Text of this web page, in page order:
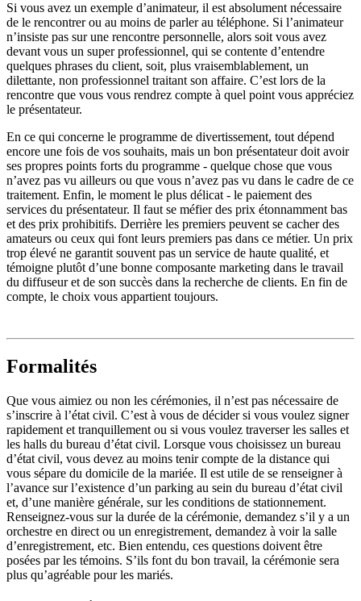
Si vous avez un exemple d’animateur, il est absolument nécessaire
de le rencontrer ou au moins de parler au téléphone. Si l’animateur
n’insiste pas sur une rencontre personnelle, alors soit vous avez
devant vous un super professionnel, qui se contente d’entendre
quelques phrases du client, soit, plus vraisemblablement, un
dilettante, non professionnel traitant son affaire. C’est lors de la
rencontre que vous vous rendrez compte à quel point vous appréciez
le présentateur.
En ce qui concerne le programme de divertissement, tout dépend
encore une fois de vos souhaits, mais un bon présentateur doit avoir
ses propres points forts du programme - quelque chose que vous
n’avez pas vu ailleurs ou que vous n’avez pas vu dans le cadre de ce
traitement. Enfin, le moment le plus délicat - le paiement des
services du présentateur. Il faut se méfier des prix étonnamment bas
et des prix prohibitifs. Derrière les premiers peuvent se cacher des
amateurs ou ceux qui font leurs premiers pas dans ce métier. Un prix
trop élevé ne garantit souvent pas un service de haute qualité, et
témoigne plutôt d’une bonne composante marketing dans le travail
du diffuseur et de son succès dans la recherche de clients. En fin de
compte, le choix vous appartient toujours.
Formalités
Que vous aimiez ou non les cérémonies, il n’est pas nécessaire de
s’inscrire à l’état civil. C’est à vous de décider si vous voulez signer
rapidement et tranquillement ou si vous voulez traverser les salles et
les halls du bureau d’état civil. Lorsque vous choisissez un bureau
d’état civil, vous devez au moins tenir compte de la distance qui
vous sépare du domicile de la mariée. Il est utile de se renseigner à
l’avance sur l’existence d’un parking au sein du bureau d’état civil
et, d’une manière générale, sur les conditions de stationnement.
Renseignez-vous sur la durée de la cérémonie, demandez s’il y a un
orchestre en direct ou un enregistrement, demandez à voir la salle
d’enregistrement, etc. Bien entendu, ces questions doivent être
posées par les témoins. S’ils font du bon travail, la cérémonie sera
plus qu’agréable pour les mariés.